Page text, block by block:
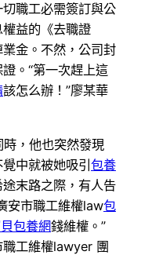
職工必需簽訂與公
益的《去職證
業金。不然，公司封
。“第一次趕上這
該怎么辦！”廖某華
，他也突然發現
中就被她吸引包養
末路之際，有人告
安市職工維權law包
包養網錢維權。”
職工維權lawyer 團